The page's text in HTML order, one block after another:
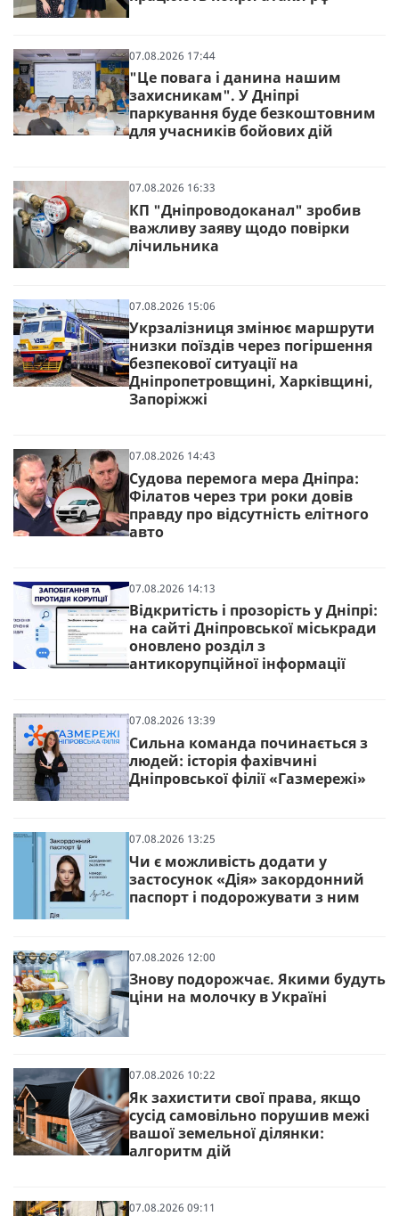
07.08.2026 17:44
"Це повага і данина нашим
захисникам". У Дніпрі
паркування буде безкоштовним
для учасників бойових дій
07.08.2026 16:33
КП "Дніпроводоканал" зробив
важливу заяву щодо повірки
лічильника
07.08.2026 15:06
Укрзалізниця змінює маршрути
низки поїздів через погіршення
безпекової ситуації на
Дніпропетровщині, Харківщині,
Запоріжжі
07.08.2026 14:43
Судова перемога мера Дніпра:
Філатов через три роки довів
правду про відсутність елітного
авто
07.08.2026 14:13
Відкритість і прозорість у Дніпрі:
на сайті Дніпровської міськради
оновлено розділ з
антикорупційної інформації
07.08.2026 13:39
Сильна команда починається з
людей: історія фахівчині
Дніпровської філії «Газмережі»
07.08.2026 13:25
Чи є можливість додати у
застосунок «Дія» закордонний
паспорт і подорожувати з ним
07.08.2026 12:00
Знову подорожчає. Якими будуть
ціни на молочку в Україні
07.08.2026 10:22
Як захистити свої права, якщо
сусід самовільно порушив межі
вашої земельної ділянки:
алгоритм дій
07.08.2026 09:11